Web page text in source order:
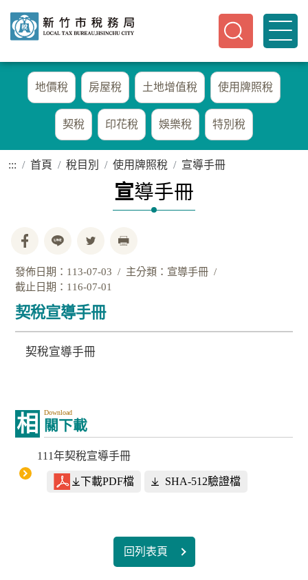
地價稅 房屋稅 土地增值稅 使用牌照稅
契稅 印花稅 娛樂稅 特別稅
::: 首頁 稅目別 使用牌照稅 宣導手冊
宣導手冊
發佈日期：113-07-03
主分類：宣導手冊
截止日期：116-07-01
契稅宣導手冊
契稅宣導手冊
相 Download
關下載
111年契稅宣導手冊
下載PDF檔 SHA-512驗證檔
回列表頁